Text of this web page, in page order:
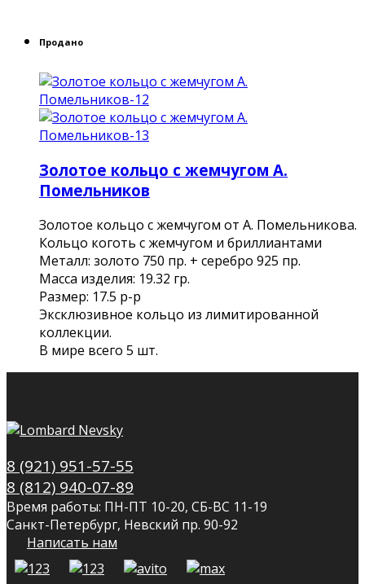
Продано
Золотое кольцо с жемчугом А.
Помельников
Золотое кольцо с жемчугом от А. Помельникова.
Кольцо коготь с жемчугом и бриллиантами
Металл: золото 750 пр. + серебро 925 пр.
Масса изделия: 19.32 гр.
Размер: 17.5 р-р
Эксклюзивное кольцо из лимитированной
коллекции.
В мире всего 5 шт.
8 (921) 951-57-55
8 (812) 940-07-89
Время работы: ПН-ПТ 10-20, СБ-ВС 11-19
Санкт-Петербург, Невский пр. 90-92
Написать нам